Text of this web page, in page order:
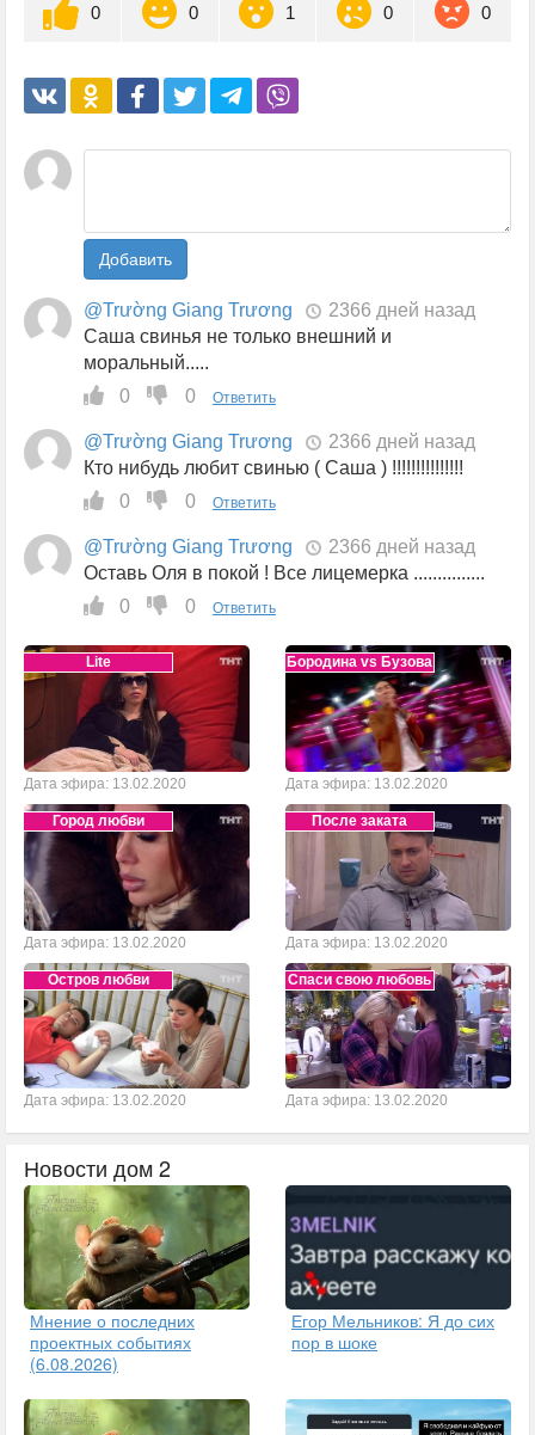
0 0 1 0 0
Добавить
@Trường Giang Trương
2366 дней назад
Саша свинья не только внешний и
моральный.....
0
0 Ответить
@Trường Giang Trương
2366 дней назад
Кто нибудь любит свинью ( Саша ) !!!!!!!!!!!!!!!
0
0 Ответить
@Trường Giang Trương
2366 дней назад
Оставь Оля в покой ! Все лицемерка ...............
0
0 Ответить
Lite
Дата эфира: 13.02.2020
Бородина vs Бузова
Дата эфира: 13.02.2020
Город любви
Дата эфира: 13.02.2020
После заката
Дата эфира: 13.02.2020
Остров любви
Дата эфира: 13.02.2020
Спаси свою любовь
Дата эфира: 13.02.2020
Новости дом 2
Мнение о последних
проектных событиях
(6.08.2026)
Егор Мельников: Я до сих
пор в шоке